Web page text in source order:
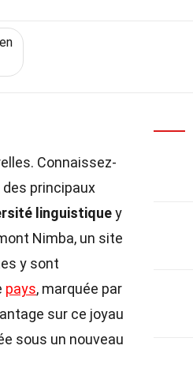
Connaissez-
des principaux
linguistiquey
Nimba, un site
y sont
pays, marquée par
sur ce joyau
sous un nouveau